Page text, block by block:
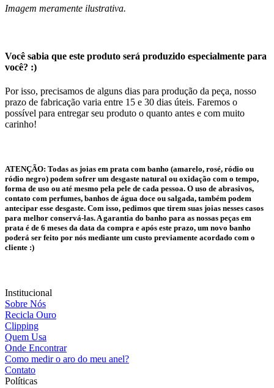
Imagem meramente ilustrativa.
Você sabia que este produto será produzido especialmente para
você? :)
Por isso, precisamos de alguns dias para produção da peça, nosso
prazo de fabricação varia entre 15 e 30 dias úteis. Faremos o
possível para entregar seu produto o quanto antes e com muito
carinho!
ATENÇÃO: Todas as joias em prata com banho (amarelo, rosé, ródio ou
ródio negro) podem sofrer um desgaste natural ou oxidação com o tempo,
forma de uso ou até mesmo pela pele de cada pessoa. O uso de abrasivos,
contato com perfumes, banhos de água doce ou salgada, também podem
antecipar esse desgaste. Com isso, pedimos que tirem suas joias nesses casos
para melhor conservá-las. A garantia do banho para as nossas peças em
prata é de 6 meses da data da compra e após este prazo, um novo banho
poderá ser feito por nós mediante um custo previamente acordado com o
cliente :)
Institucional
Sobre Nós
Recicla Ouro
Clipping
Quem Usa
Onde Encontrar
Como medir o aro do meu anel?
Contato
Políticas